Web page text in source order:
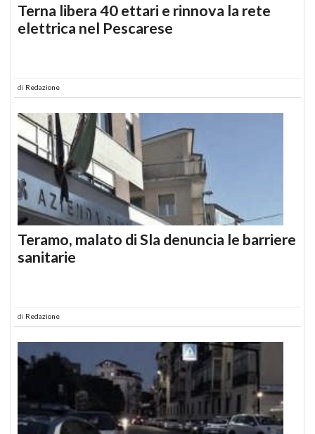
Terna libera 40 ettari e rinnova la rete
elettrica nel Pescarese
di Redazione
Teramo, malato di Sla denuncia le barriere
sanitarie
di Redazione